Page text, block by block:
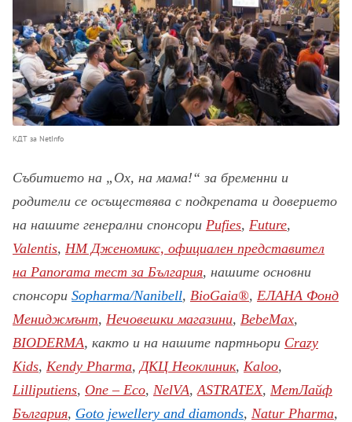
КДТ за NetInfo
Събитието на „Ох, на мама!“ за бременни и
родители се осъществява с подкрепата и доверието
на нашите генерални спонсори Pufies, Future,
Valentis, НМ Дженомикс, официален представител
на Panorama тест за България, нашите основни
спонсори Sopharma/Nanibell, BioGaia®, ЕЛАНА Фонд
Мениджмънт, Нечовешки магазини, BebeMax,
BIODERMA, както и на нашите партньори Crazy
Kids, Кendy Pharma, ДКЦ Неоклиник, Kaloo,
Lilliputiens, One – Eco, NelVA, ASTRATEX, МетЛайф
България, Goto jewellery and diamonds, Natur Pharma,